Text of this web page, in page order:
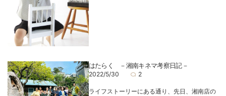
はたらく －湘南キネマ考察日記－
2022/5/30 2
ライフストーリーにある通り、先日、湘南店の